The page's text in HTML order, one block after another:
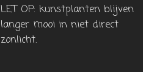
LET OP: kunstplanten blijven
langer mooi in niet direct
zonlicht.